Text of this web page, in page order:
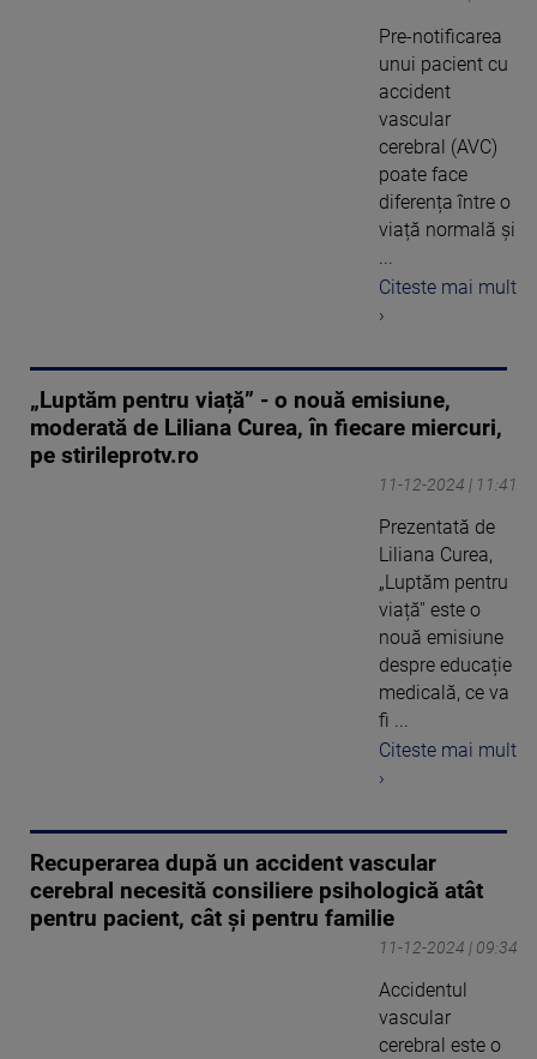
Pre-notificarea
unui pacient cu
accident
vascular
cerebral (AVC)
poate face
diferența între o
viață normală și
...
Citeste mai mult
›
„Luptăm pentru viață” - o nouă emisiune,
moderată de Liliana Curea, în fiecare miercuri,
pe stirileprotv.ro
11-12-2024 | 11:41
Prezentată de
Liliana Curea,
„Luptăm pentru
viață'' este o
nouă emisiune
despre educație
medicală, ce va
fi ...
Citeste mai mult
›
Recuperarea după un accident vascular
cerebral necesită consiliere psihologică atât
pentru pacient, cât și pentru familie
11-12-2024 | 09:34
Accidentul
vascular
cerebral este o